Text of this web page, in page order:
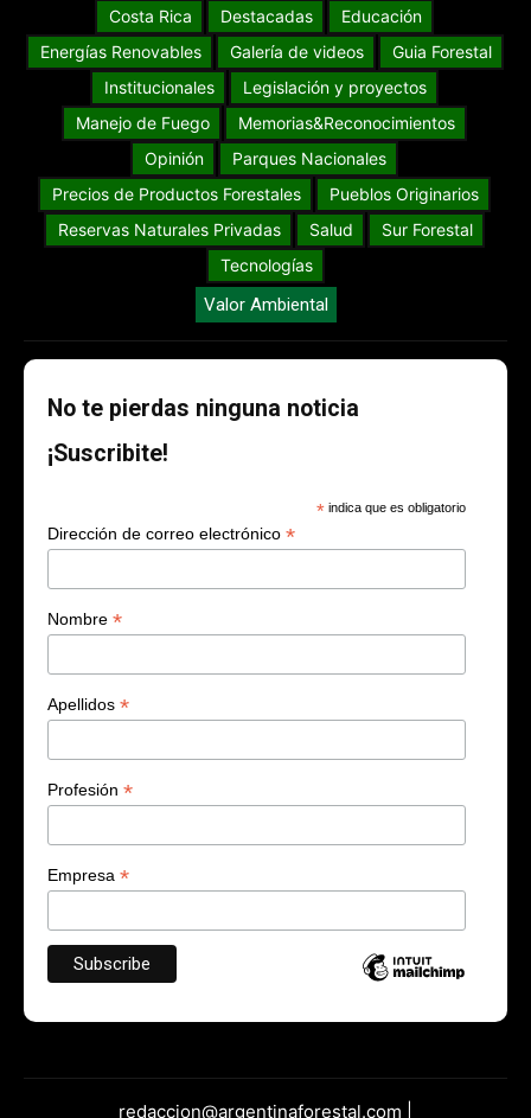
Costa Rica
Destacadas
Educación
Energías Renovables
Galería de videos
Guia Forestal
Institucionales
Legislación y proyectos
Manejo de Fuego
Memorias&Reconocimientos
Opinión
Parques Nacionales
Precios de Productos Forestales
Pueblos Originarios
Reservas Naturales Privadas
Salud
Sur Forestal
Tecnologías
Valor Ambiental
No te pierdas ninguna noticia
¡Suscribite!
* indica que es obligatorio
Dirección de correo electrónico *
Nombre *
Apellidos *
Profesión *
Empresa *
redaccion@argentinaforestal.com |